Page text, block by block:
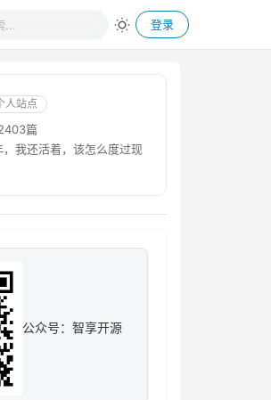
登录
人站点
篇
我还活着，该怎么度过现
公众号：智享开源